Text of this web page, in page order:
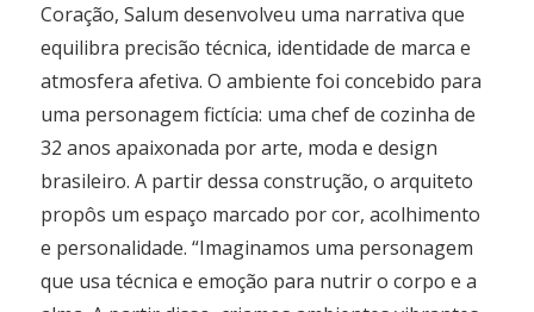
Coração, Salum desenvolveu uma narrativa que
equilibra precisão técnica, identidade de marca e
atmosfera afetiva. O ambiente foi concebido para
uma personagem fictícia: uma chef de cozinha de
32 anos apaixonada por arte, moda e design
brasileiro. A partir dessa construção, o arquiteto
propôs um espaço marcado por cor, acolhimento
e personalidade. “Imaginamos uma personagem
que usa técnica e emoção para nutrir o corpo e a